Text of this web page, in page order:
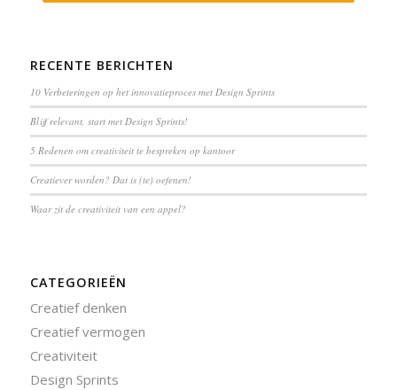
RECENTE BERICHTEN
10 Verbeteringen op het innovatieproces met Design Sprints
Blijf relevant, start met Design Sprints!
5 Redenen om creativiteit te bespreken op kantoor
Creatiever worden? Dat is (te) oefenen!
Waar zit de creativiteit van een appel?
CATEGORIEËN
Creatief denken
Creatief vermogen
Creativiteit
Design Sprints